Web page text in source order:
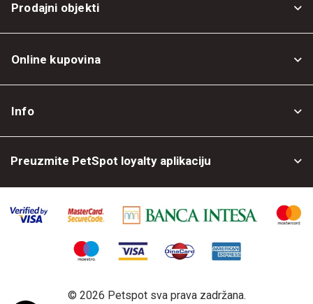
Prodajni objekti
Online kupovina
Info
Preuzmite PetSpot loyalty aplikaciju
© 2026 Petspot sva prava zadržana.